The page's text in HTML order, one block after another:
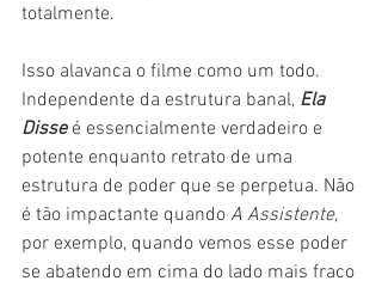
totalmente.
Isso alavanca o filme como um todo.
Independente da estrutura banal, Ela
Disse é essencialmente verdadeiro e
potente enquanto retrato de uma
estrutura de poder que se perpetua. Não
é tão impactante quando A Assistente,
por exemplo, quando vemos esse poder
se abatendo em cima do lado mais fraco